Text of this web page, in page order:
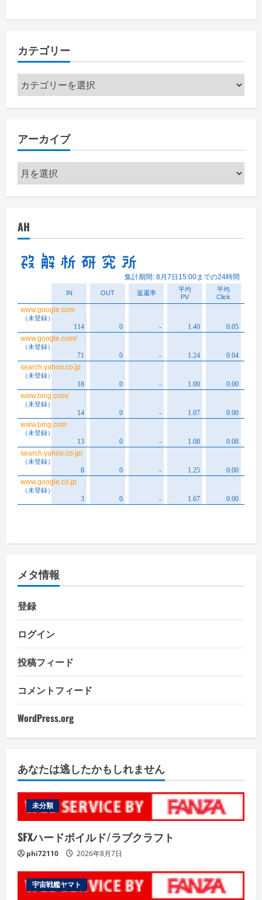
カテゴリー
カ
テ
ー
アーカイブ
ア
ー
ブ
AH
メタ情報
登録
ログイン
投稿フィード
コメントフィード
WordPress.org
あなたは逃したかもしれません
未分類
SFXハードボイルド/ラブクラフト
phi72110 2026年8月7日
宇宙戦艦ヤマト